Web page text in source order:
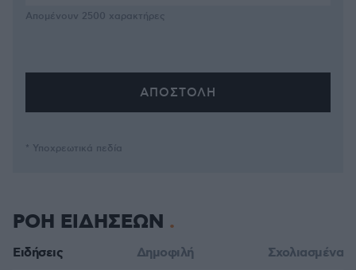
Απομένουν 2500 χαρακτήρες
* Υποχρεωτικά πεδία
ΡΟΗ ΕΙΔΗΣΕΩΝ
Ειδήσεις Δημοφιλή Σχολιασμένα